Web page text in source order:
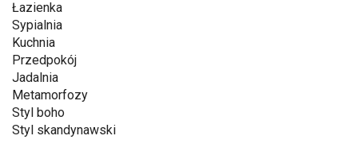
Łazienka
Sypialnia
Kuchnia
Przedpokój
Jadalnia
Metamorfozy
Styl boho
Styl skandynawski